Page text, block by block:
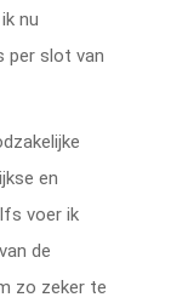
nu
per slot van
en
voer ik
de
zo zeker te